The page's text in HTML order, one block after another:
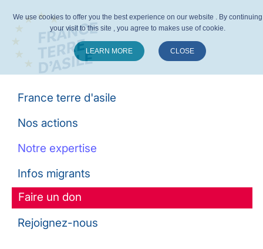
France terre d'asile
Nos actions
Notre expertise
Infos migrants
Faire un don
Rejoignez-nous
We use cookies to offer you the best experience on our website . By continuing
your visit to this site , you agree to makes use of cookie.
LEARN MORE CLOSE